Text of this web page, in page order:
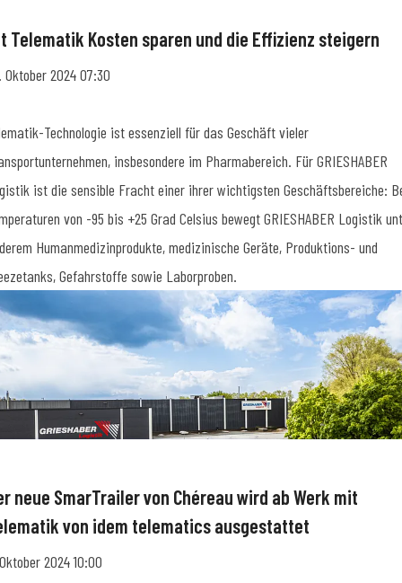
Telematik Kosten sparen und die Effizienz steigern
Oktober 2024 07:30
Technologie ist essenziell für das Geschäft vieler
insbesondere im Pharmabereich. Für GRIESHABER
ist die sensible Fracht einer ihrer wichtigsten Geschäftsbereiche:
von -95 bis +25 Grad Celsius bewegt GRIESHABER Logistik
Humanmedizinprodukte, medizinische Geräte, Produktions- und
Gefahrstoffe sowie Laborproben.
neue SmarTrailer von Chéreau wird ab Werk mit
von idem telematics ausgestattet
2024 10:00